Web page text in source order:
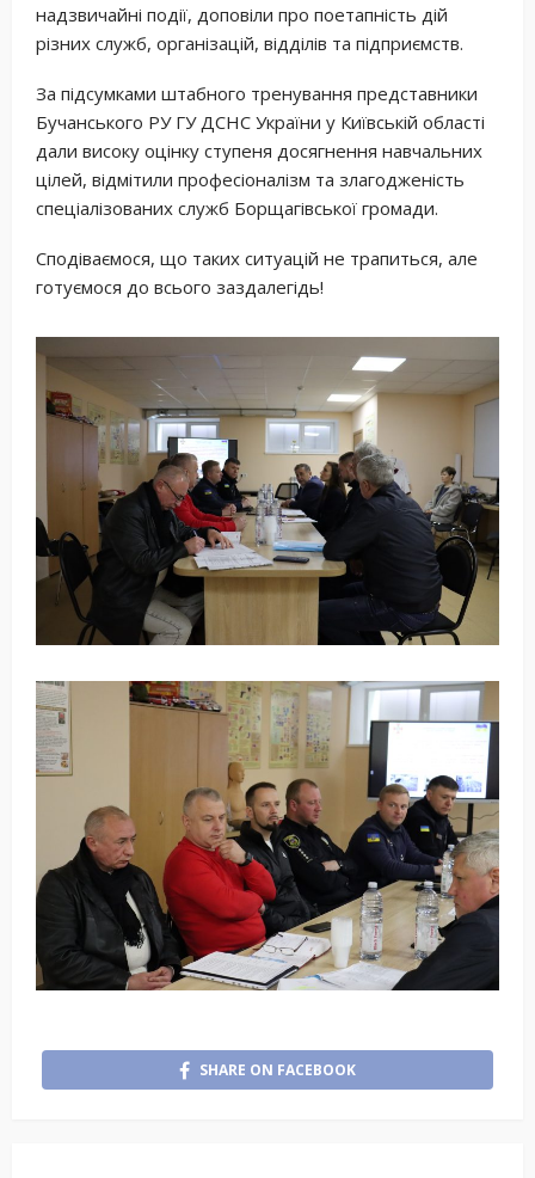
надзвичайні події, доповіли про поетапність дій
різних служб, організацій, відділів та підприємств.
За підсумками штабного тренування представники
Бучанського РУ ГУ ДСНС України у Київській області
дали високу оцінку ступеня досягнення навчальних
цілей, відмітили професіоналізм та злагодженість
спеціалізованих служб Борщагівської громади.
Сподіваємося, що таких ситуацій не трапиться, але
готуємося до всього заздалегідь!
SHARE ON FACEBOOK